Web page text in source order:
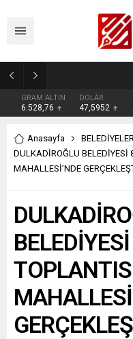
GRAM ALTIN
6.528,76
DOLAR
47,5952
Anasayfa
DULKADİROĞLU
MAHALLESİ’NDE